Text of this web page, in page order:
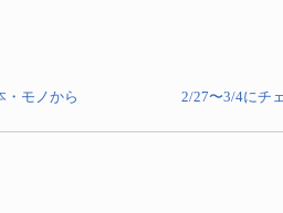
・モノから 2/27〜3/4にチ